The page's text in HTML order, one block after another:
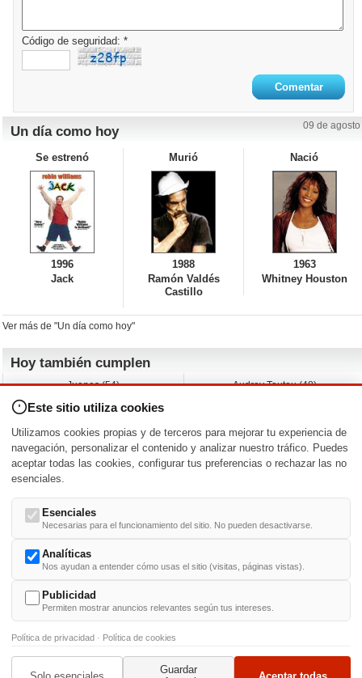
Código de seguridad: *
Un día como hoy 09 de agosto
Se estrenó
1996
Jack
Murió
1988
Ramón Valdés
Castillo
Nació
1963
Whitney Houston
Ver más de "Un día como hoy"
Hoy también cumplen
Juanes (54)
Jessica Capshaw (50)
Sam Elliott (82)
Jarvis Hayes (45)
Audrey Tautou (48)
The Edge (65)
Anna Kendrick (41)
Nacimientos y estrenos en la fecha
DD/MM /
-U- V- W- X - -
© 1999-2014. Todos los derechos reservados.Condiciones de uso
Este sitio utiliza cookies
Utilizamos cookies propias y de terceros para mejorar tu experiencia de
navegación, personalizar el contenido y analizar nuestro tráfico. Puedes
aceptar todas las cookies, configurar tus preferencias o rechazar las no
esenciales.
Esenciales
Necesarias para el funcionamiento del sitio. No pueden desactivarse.
Analíticas
Nos ayudan a entender cómo usas el sitio (visitas, páginas vistas).
Publicidad
Permiten mostrar anuncios relevantes según tus intereses.
Política de privacidad · Política de cookies
Solo esenciales
Guardar
Aceptar todas